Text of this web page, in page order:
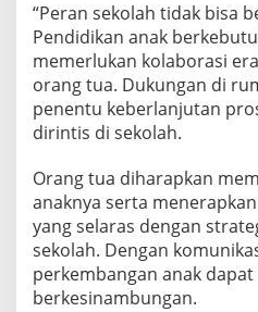
“Peran sekolah tidak bisa
Pendidikan anak
memerlukan kolaborasi
orang tua. Dukungan di
penentu keberlanjutan
dirintis di sekolah.
Orang tua diharapkan
anaknya serta
yang selaras dengan
sekolah. Dengan
perkembangan anak
berkesinambungan.